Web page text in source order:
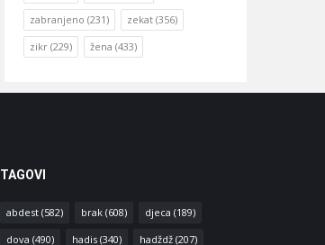
zabranjeno (231) zekat (356)
zikr (229) žena (433)
TAGOVI
abdest(582) brak(608) djeca (189)
dova (490) hadis(340) hadždž(207)